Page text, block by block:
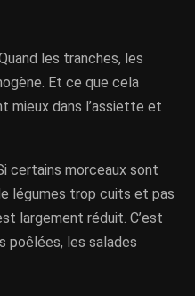
les tranches, les
Et ce que cela
mieux dans l’assiette et
certains morceaux sont
légumes trop cuits et pas
largement réduit. C’est
poêlées, les salades